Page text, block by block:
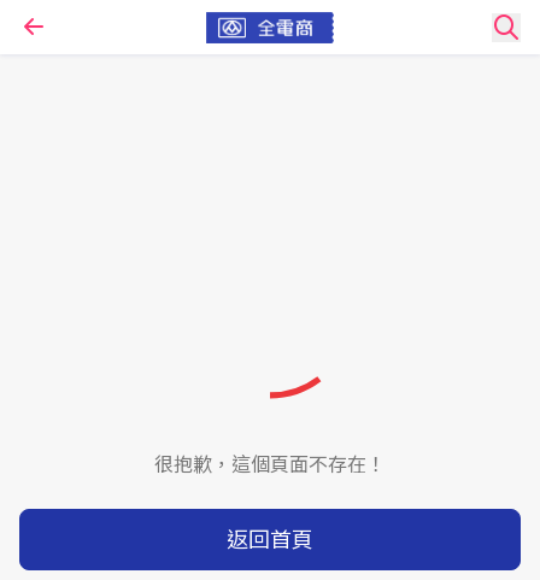
很抱歉，這個頁面不存在！
返回首頁